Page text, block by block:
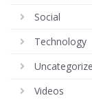
Social
Technology
Videos